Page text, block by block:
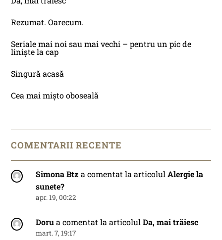
Rezumat. Oarecum.
Seriale mai noi sau mai vechi – pentru un pic de
liniște la cap
Singură acasă
Cea mai mișto oboseală
COMENTARII RECENTE
Simona Btz a comentat la articolulAlergie la
sunete?
apr. 19, 00:22
Dorua comentat la articolulDa, mai trăiesc
mart. 7, 19:17